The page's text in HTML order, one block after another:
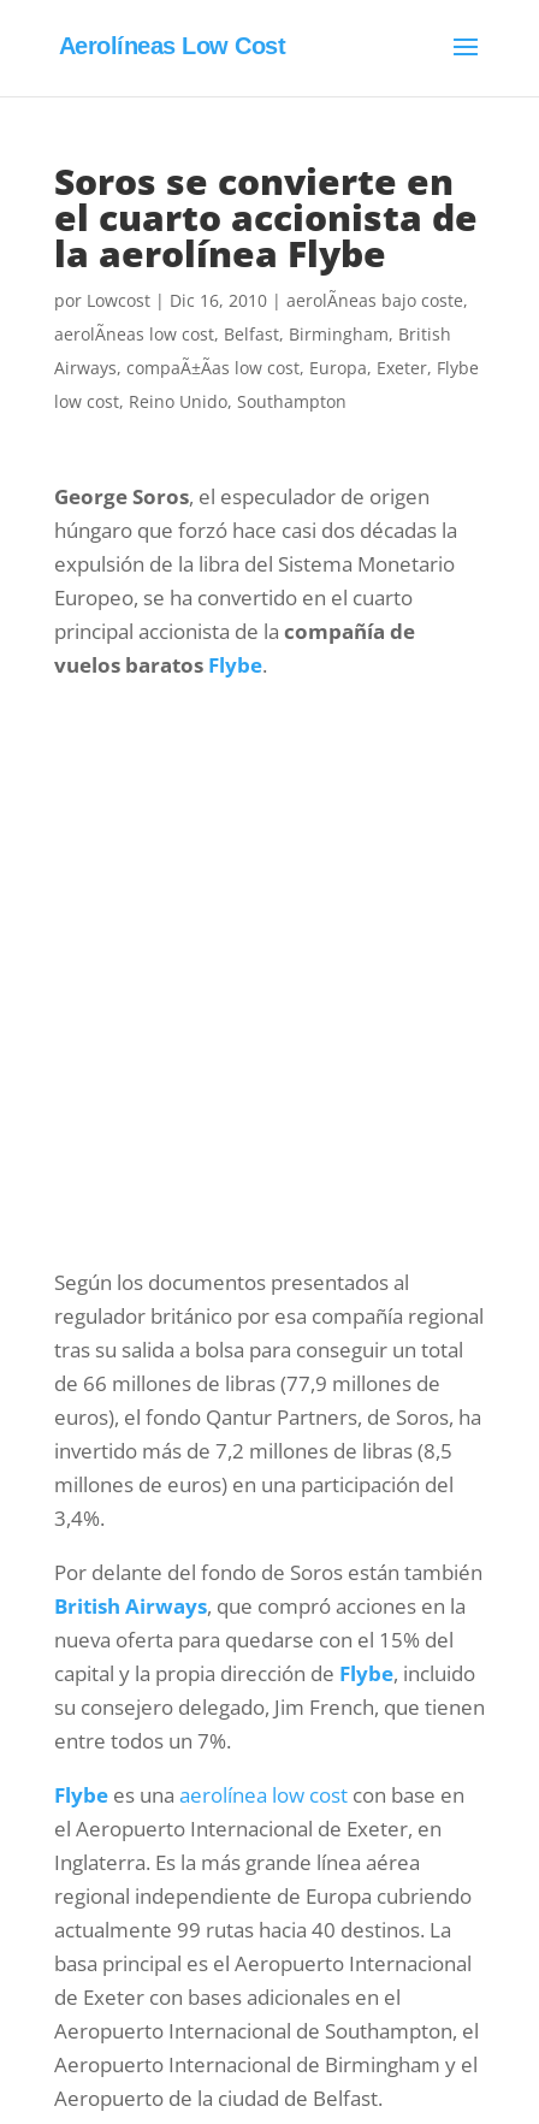
Aerolíneas Low Cost
Soros se convierte en
el cuarto accionista de
la aerolínea Flybe
por Lowcost| Dic 16, 2010| aerolÃ­neas bajo coste,
aerolÃ­neas low cost, Belfast, Birmingham, British
Airways, compaÃ±Ã­as low cost, Europa, Exeter, Flybe
low cost, Reino Unido, Southampton
George Soros, el especulador de origen
húngaro que forzó hace casi dos décadas la
expulsión de la libra del Sistema Monetario
Europeo, se ha convertido en el cuarto
principal accionista de la compañía de
vuelos baratos Flybe.
Según los documentos presentados al
regulador británico por esa compañía regional
tras su salida a bolsa para conseguir un total
de 66 millones de libras (77,9 millones de
euros), el fondo Qantur Partners, de Soros, ha
invertido más de 7,2 millones de libras (8,5
millones de euros) en una participación del
3,4%.
Por delante del fondo de Soros están también
British Airways, que compró acciones en la
nueva oferta para quedarse con el 15% del
capital y la propia dirección de Flybe, incluido
su consejero delegado, Jim French, que tienen
entre todos un 7%.
Flybe es una aerolínea low costcon base en
el Aeropuerto Internacional de Exeter, en
Inglaterra. Es la más grande línea aérea
regional independiente de Europa cubriendo
actualmente 99 rutas hacia 40 destinos. La
basa principal es el Aeropuerto Internacional
de Exeter con bases adicionales en el
Aeropuerto Internacional de Southampton, el
Aeropuerto Internacional de Birmingham y el
Aeropuerto de la ciudad de Belfast.